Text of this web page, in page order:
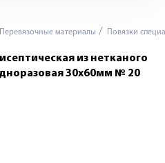
Перевязочные материалы Повязки
из нетканого
30х60мм № 20